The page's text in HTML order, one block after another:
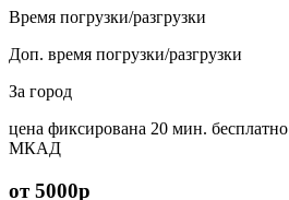
Время погрузки/разгрузки
Доп. время погрузки/разгрузки
За город
цена фиксирована 20 мин. бесплатно
МКАД
от 5000р